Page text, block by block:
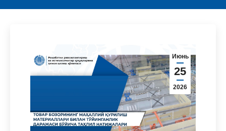
Июнь
25
2026